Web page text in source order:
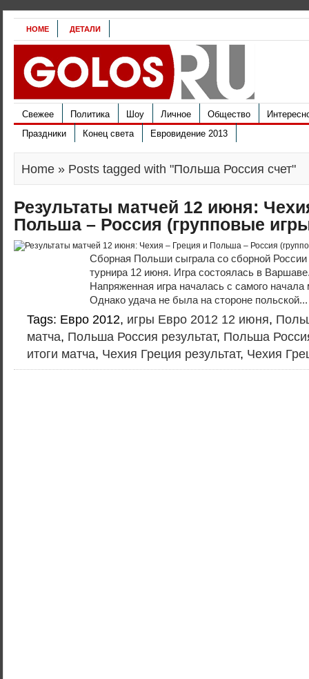
HOME ДЕТАЛИ
Свежее Политика Шоу Личное Общество
Праздники
Конец света Евровидение 2013
Home » Posts tagged with "Польша Россия счет"
Результаты матчей 12 июня:
Польша – Россия (групповые
Сборная Польши сыграла со сборной России
турнира 12 июня. Игра состоялась в
Напряженная игра началась с самого начала
Однако удача не была на стороне
Tags: Евро 2012, игры Евро 2012 12 июня,
матча, Польша Россия результат, Польша
итоги матча, Чехия Греция результат, Чехия